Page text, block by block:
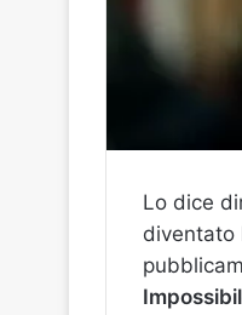
Lo dice
diventato